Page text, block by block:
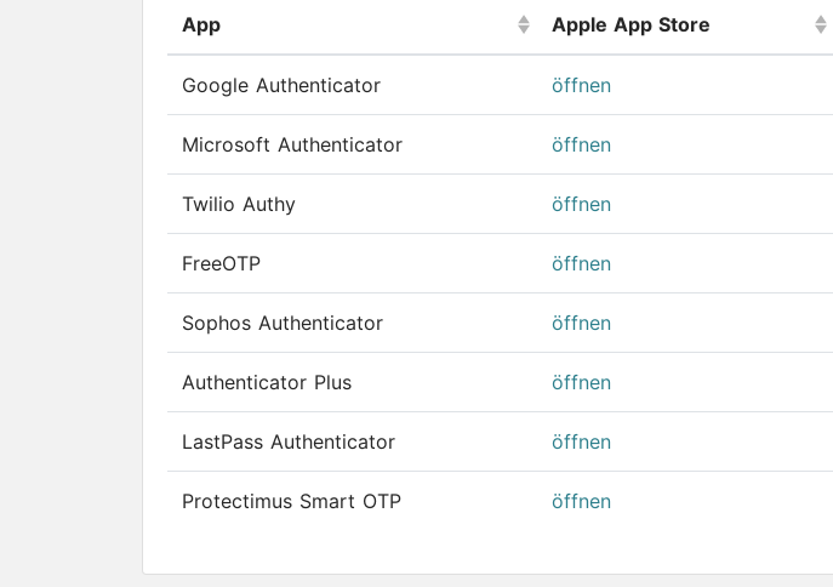
App
(Click to sort ascending)
Apple App Store
(Click to sort ascending)
Google Authenticator
öffnen
Microsoft Authenticator öffnen
Twilio Authy öffnen
FreeOTP öffnen
Sophos Authenticator öffnen
Authenticator Plus öffnen
LastPass Authenticator öffnen
Protectimus Smart OTP öffnen